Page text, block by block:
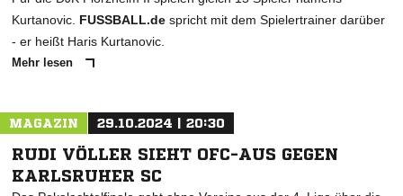
Kurtanovic. FUSSBALL.de spricht mit dem Spielertrainer darüber
- er heißt Haris Kurtanovic.
Mehr lesen
MAGAZIN 29.10.2024 | 20:30
RUDI VÖLLER SIEHT OFC-AUS GEGEN
KARLSRUHER SC